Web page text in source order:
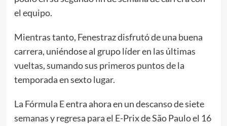
el equipo.
Mientras tanto, Fenestraz disfrutó de una buena
carrera, uniéndose al grupo líder en las últimas
vueltas, sumando sus primeros puntos de la
temporada en sexto lugar.
La Fórmula E entra ahora en un descanso de siete
semanas y regresa para el E-Prix de São Paulo el 16